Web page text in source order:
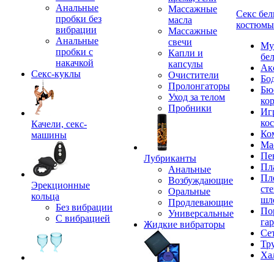
Анальные
пробки без
вибрации
Анальные
пробки с
накачкой
Секс-куклы
Качели, секс-
машины
Эрекционные
кольца
Без вибрации
С вибрацией
Массажные
масла
Массажные
свечи
Капли и
капсулы
Очистители
Пролонгаторы
Уход за телом
Пробники
Лубриканты
Анальные
Возбуждающие
Оральные
Продлевающие
Универсальные
Жидкие вибраторы
Секс
костюмы